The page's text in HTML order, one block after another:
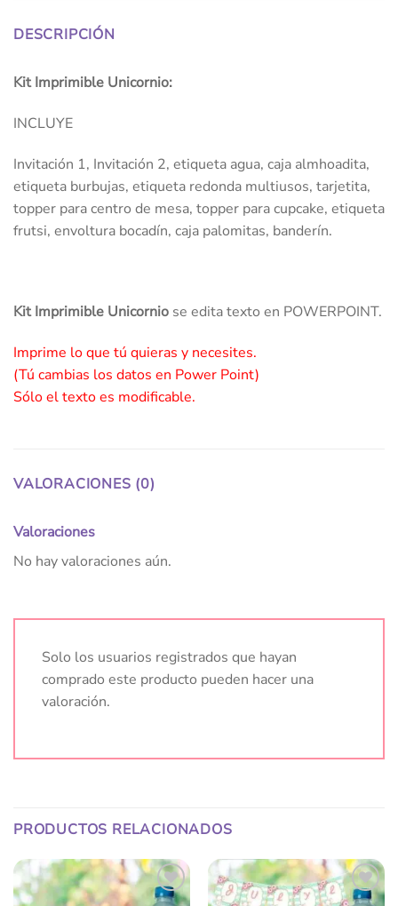
DESCRIPCIÓN
Kit Imprimible Unicornio:
INCLUYE
Invitación 1, Invitación 2, etiqueta agua, caja almhoadita,
etiqueta burbujas, etiqueta redonda multiusos, tarjetita,
topper para centro de mesa, topper para cupcake, etiqueta
frutsi, envoltura bocadín, caja palomitas, banderín.
Kit Imprimible Unicornio se edita texto en POWERPOINT.
Imprime lo que tú quieras y necesites.
(Tú cambias los datos en Power Point)
Sólo el texto es modificable.
VALORACIONES (0)
Valoraciones
No hay valoraciones aún.
Solo los usuarios registrados que hayan
comprado este producto pueden hacer una
valoración.
PRODUCTOS RELACIONADOS